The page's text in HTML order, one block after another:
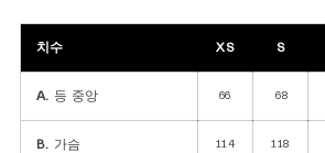
치수 XS S
A. 등 중앙 66 68
B. 가슴 114 118